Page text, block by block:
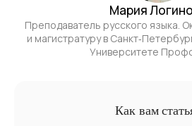
Мария
Преподаватель русского языка.
и магистратуру в
Университете
Как вам